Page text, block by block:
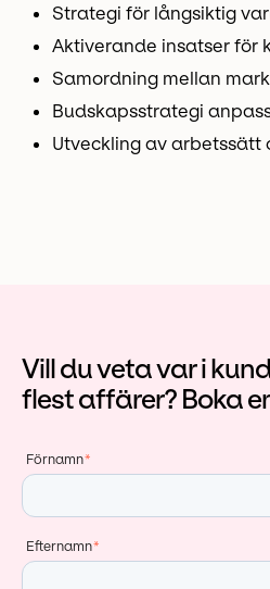
Strategi för långsiktig
Aktiverande insatser för
Samordning mellan
Budskapsstrategi
Utveckling av arbetssätt
Vill du veta var i
flest affärer? Boka